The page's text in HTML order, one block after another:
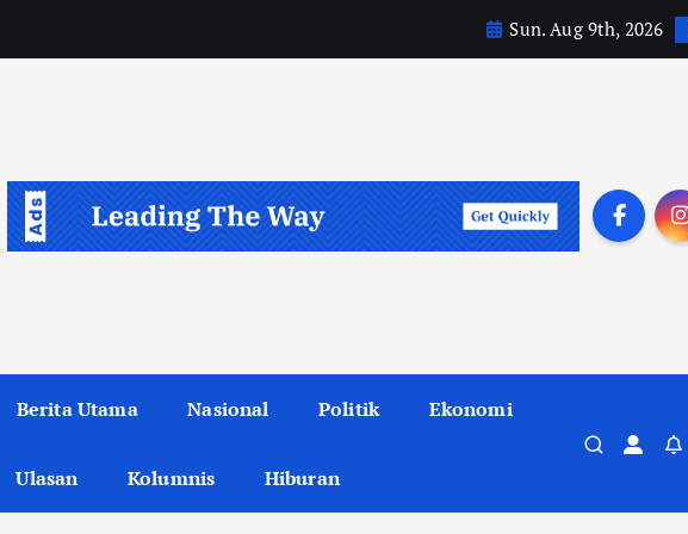
Sun. Aug 9th, 2026
Berita Utama Nasional Politik Ekonomi
Ulasan Kolumnis Hiburan